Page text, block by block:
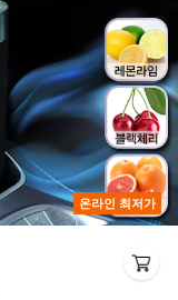
온라인 최저가